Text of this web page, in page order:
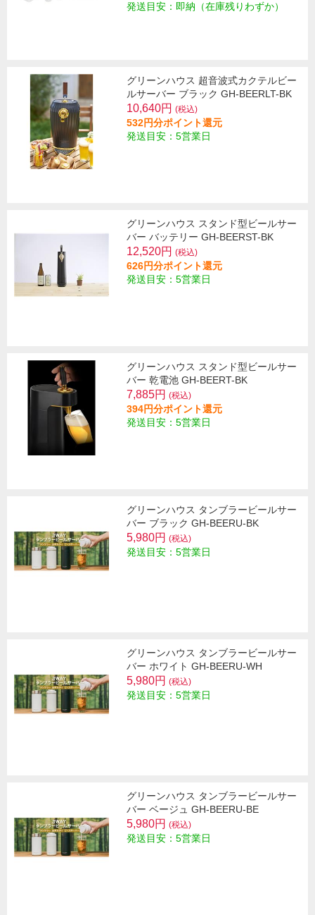
発送目安：即納（在庫残りわずか）
グリーンハウス 超音波式カクテルビー
ルサーバー ブラック GH-BEERLT-BK
10,640円 (税込)
532円分ポイント還元
発送目安：5営業日
グリーンハウス スタンド型ビールサー
バー バッテリー GH-BEERST-BK
12,520円 (税込)
626円分ポイント還元
発送目安：5営業日
グリーンハウス スタンド型ビールサー
バー 乾電池 GH-BEERT-BK
7,885円 (税込)
394円分ポイント還元
発送目安：5営業日
グリーンハウス タンブラービールサー
バー ブラック GH-BEERU-BK
5,980円 (税込)
発送目安：5営業日
グリーンハウス タンブラービールサー
バー ホワイト GH-BEERU-WH
5,980円 (税込)
発送目安：5営業日
グリーンハウス タンブラービールサー
バー ベージュ GH-BEERU-BE
5,980円 (税込)
発送目安：5営業日